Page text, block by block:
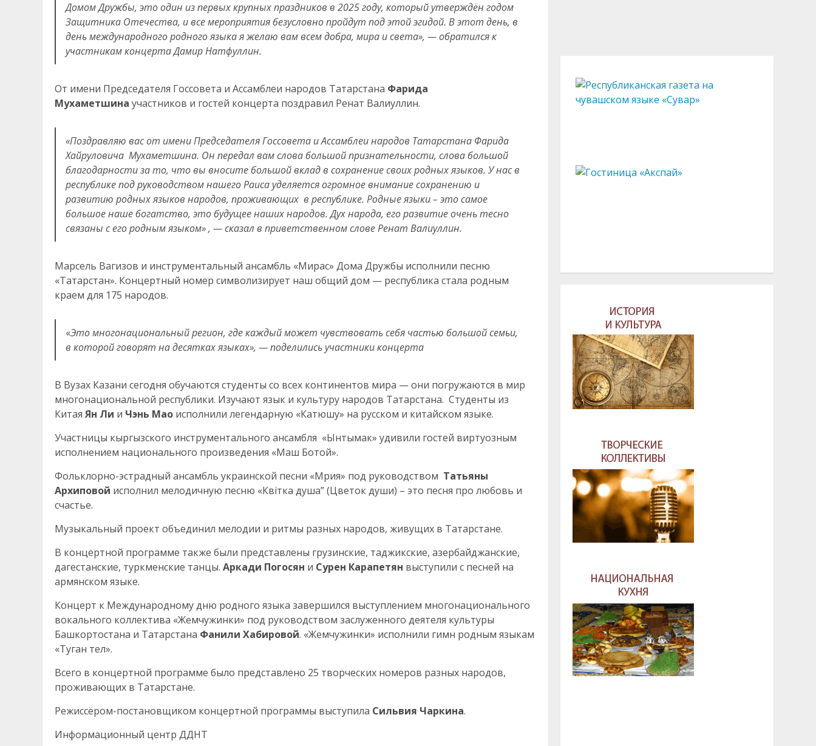
Домом Дружбы, это один из первых крупных праздников в 2025 году, который утверждён годом
Защитника Отечества, и все мероприятия безусловно пройдут под этой эгидой. В этот день, в
день международного родного языка я желаю вам всем добра, мира и света», — обратился к
участникам концерта Дамир Натфуллин.
От имени Председателя Госсовета и Ассамблеи народов Татарстана Фарида
Мухаметшина участников и гостей концерта поздравил Ренат Валиуллин.
«Поздравляю вас от имени Председателя Госсовета и Ассамблеи народов Татарстана Фарида
Хайруловича Мухаметшина. Он передал вам слова большой признательности, слова большой
благодарности за то, что вы вносите большой вклад в сохранение своих родных языков. У нас в
республике под руководством нашего Раиса уделяется огромное внимание сохранению и
развитию родных языковнародов,проживающих в республике. Родные языки – это самое
большое наше богатство, это будущее наших народов. Дух народа, его развитие очень тесно
связаны с его родным языком» , — сказал в приветственном слове Ренат Валиуллин.
Марсель Вагизов и инструментальный ансамбль «Мирас» Дома Дружбы исполнили песню
«Татарстан». Концертный номер символизирует наш общий дом — республика стала родным
краем для 175 народов.
«Это многонациональный регион, где каждый может чувствовать себя частью большой семьи,
в которой говорят на десятках языках», — поделились участники концерта
В Вузах Казани сегодня обучаются студенты со всех континентов мира — они погружаются в мир
многонациональной республики. Изучают язык и культуру народов Татарстана. Студенты из
Китая Ян Ли и Чэнь Мао исполнили легендарную «Катюшу» на русском и китайском языке.
Участницы кыргызского инструментального ансамбля «Ынтымак» удивили гостей виртуозным
исполнением национального произведения «Маш Ботой».
Фольклорно-эстрадный ансамбль украинской песни «Мрия» под руководством Татьяны
Архиповой исполнил мелодичную песню «Квiтка душа” (Цветок души) – это песня про любовь и
счастье.
Музыкальный проект объединил мелодии и ритмы разных народов, живущих в Татарстане.
В концертной программе также были представлены грузинские, таджикские, азербайджанские,
дагестанские, туркменские танцы. Аркади Погосян и Сурен Карапетян выступили с песней на
армянском языке.
Концерт к Международному дню родного языка завершился выступлением многонационального
вокального коллектива «Жемчужинки» под руководством заслуженного деятеля культуры
Башкортостана и Татарстана Фанили Хабировой. «Жемчужинки» исполнили гимн родным языкам
«Туган тел».
Всего в концертной программе было представлено 25 творческих номеров разных народов,
проживающих в Татарстане.
Режиссёром-постановщиком концертной программы выступила Сильвия Чаркина.
Информационный центр ДДНТ